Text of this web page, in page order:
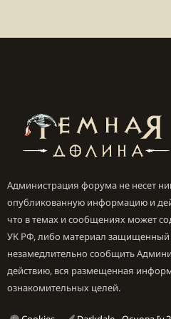
Администрация форума не несет
опубликованную информацию и
что в темах и сообщениях может
УК РФ, либо материал защищенный
незамедлительно сообщить
действию, вся размещенная
ознакомительных целей.